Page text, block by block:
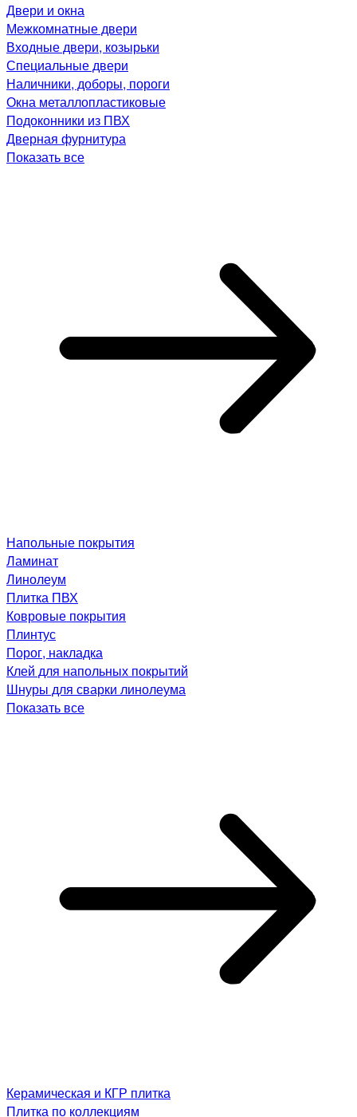
Двери и окна
Межкомнатные двери
Входные двери, козырьки
Специальные двери
Наличники, доборы, пороги
Окна металлопластиковые
Подоконники из ПВХ
Дверная фурнитура
Показать все
Напольные покрытия
Ламинат
Линолеум
Плитка ПВХ
Ковровые покрытия
Плинтус
Порог, накладка
Клей для напольных покрытий
Шнуры для сварки линолеума
Показать все
Керамическая и КГР плитка
Плитка по коллекциям